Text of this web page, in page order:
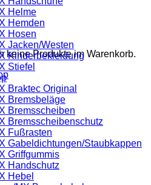
keine Produkte im Warenkorb.
Helme
Hemden
Hosen
Jacken/Westen
Kinderbekleidung
Stiefel
Braktec Original
Bremsbeläge
Bremsscheiben
Bremsscheibenschutz
Fußrasten
Gabeldichtungen/Staubkappen
Griffgummis
Handschutz
Hebel